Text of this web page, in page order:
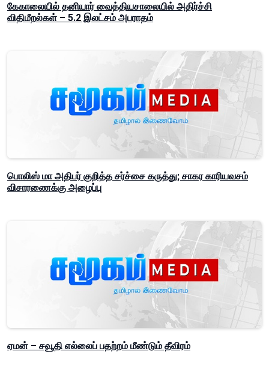
கேகாலையில் தனியார் வைத்தியசாலையில் அதிர்ச்சி
விதிமீறல்கள் – 5.2 இலட்சம் அபராதம்
பொலிஸ் மா அதிபர் குறித்த சர்ச்சை கருத்து; சாகர காரியவசம்
விசாரணைக்கு அழைப்பு
ஏமன் – சவூதி எல்லைப் பதற்றம் மீண்டும் தீவிரம்